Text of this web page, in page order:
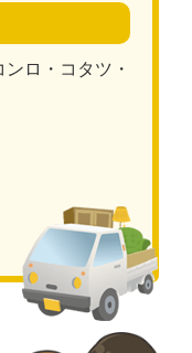
ロ・コタツ・